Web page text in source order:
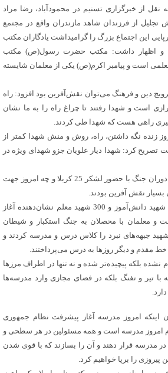
نقل از خبرگزاری تسنیم در محمودآباد، رضا مراد
از فرزندان شاهد مازندران واقع در مجتمع
این اجتماع بزرگ را گرامیداشت یادگاران مکتب
و اظهار داشت: مکتب حضرت رسول(ص) مکتب
است و پیامبر اکرم(ص) یکی از معلمان شایسته
ترویج دین و فرهنگ می‌توان نقش‌آفرین بود افزود: راه
است و شهدا رفتند تا چراغ راه را به ما نشان
راهی هست که شهدا طی کردند.
زنده نگه داشتن، راه، روش و منش شهدا کمتر از
کرد: شهدا دیار علویان جزو شهدای ویژه در
وی بیان کرد: این شهدا چه در دوران جنگ با حضور لشکر 25 کربلا و چه امروز جهت
نقش آفرین بودند.
وی با تاکید بر اینکه نثار 1550 شهید دانش‌آموز و 300 شهید معلم نشان‌دهنده آغاز
معلمان با محصلان به جنگ استکبار و شیطان
جبهه‌های نبرد را کلاس درس و مدرسه کردند و
مقدم و دیگر روزها به درس می‌پرداختند.
بلکه پیچیده‌تر شده و نه تنها در اطراف مرزها
با تیر و تفنگ بلکه در فضای مجازی وارد مدرسه‌ها
اینکه امروز مدرسه آغاز پیشرفت نظام جمهوری
امروز مدرسه است و همه مسئولین در هر سطحی و
مدرسه قرار دهند و آن را بسازند که با قوی شدن